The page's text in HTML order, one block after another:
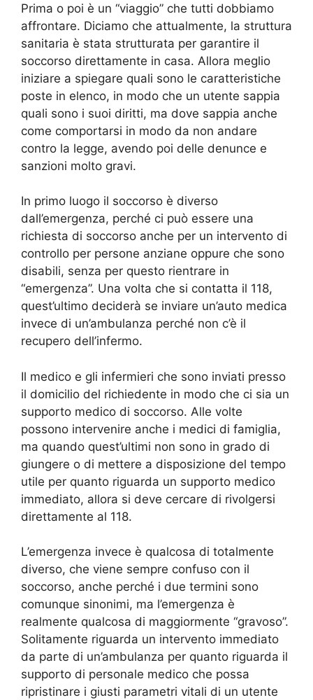
Prima o poi è un “viaggio” che tutti dobbiamo
affrontare. Diciamo che attualmente, la struttura
sanitaria è stata strutturata per garantire il
soccorso direttamente in casa. Allora meglio
iniziare a spiegare quali sono le caratteristiche
poste in elenco, in modo che un utente sappia
quali sono i suoi diritti, ma dove sappia anche
come comportarsi in modo da non andare
contro la legge, avendo poi delle denunce e
sanzioni molto gravi.
In primo luogo il soccorso è diverso
dall’emergenza, perché ci può essere una
richiesta di soccorso anche per un intervento di
controllo per persone anziane oppure che sono
disabili, senza per questo rientrare in
“emergenza”. Una volta che si contatta il 118,
quest’ultimo deciderà se inviare un’auto medica
invece di un’ambulanza perché non c’è il
recupero dell’infermo.
Il medico e gli infermieri che sono inviati presso
il domicilio del richiedente in modo che ci sia un
supporto medico di soccorso. Alle volte
possono intervenire anche i medici di famiglia,
ma quando quest’ultimi non sono in grado di
giungere o di mettere a disposizione del tempo
utile per quanto riguarda un supporto medico
immediato, allora si deve cercare di rivolgersi
direttamente al 118.
L’emergenza invece è qualcosa di totalmente
diverso, che viene sempre confuso con il
soccorso, anche perché i due termini sono
comunque sinonimi, ma l’emergenza è
realmente qualcosa di maggiormente “gravoso”.
Solitamente riguarda un intervento immediato
da parte di un’ambulanza per quanto riguarda il
supporto di personale medico che possa
ripristinare i giusti parametri vitali di un utente